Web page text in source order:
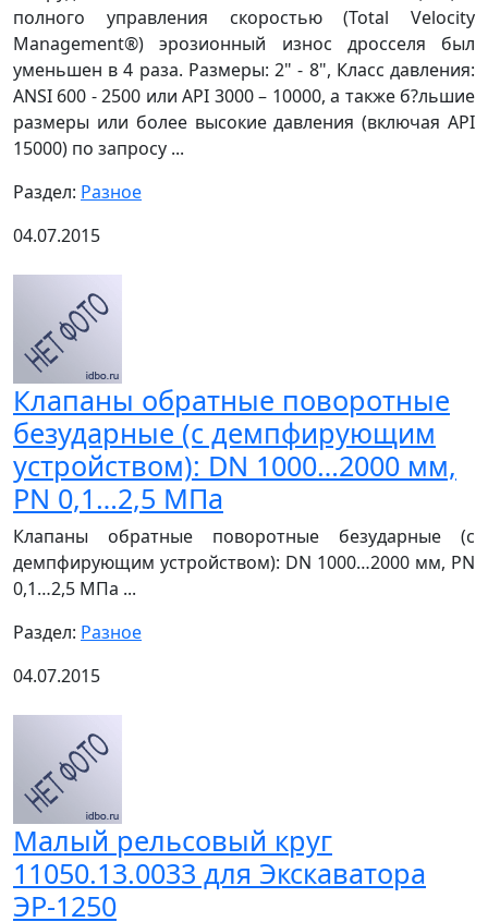
полного управления скоростью (Total Velocity
Management®) эрозионный износ дросселя был
уменьшен в 4 раза. Размеры: 2" - 8", Класс давления:
ANSI 600 - 2500 или API 3000 – 10000, а также б?льшие
размеры или более высокие давления (включая API
15000) по запросу ...
Раздел: Разное
04.07.2015
Клапаны обратные поворотные
безударные (с демпфирующим
устройством): DN 1000…2000 мм,
РN 0,1…2,5 МПа
Клапаны обратные поворотные безударные (с
демпфирующим устройством): DN 1000…2000 мм, РN
0,1…2,5 МПа ...
Раздел: Разное
04.07.2015
Малый рельсовый круг
11050.13.0033 для Экскаватора
ЭР-1250